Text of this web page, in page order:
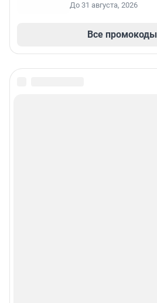
До 31 августа, 2026
Все промокоды